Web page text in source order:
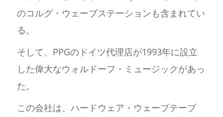
のコルグ・ウェーブステーションも含まれてい
る。
そして、PPGのドイツ代理店が1993年に設立
した偉大なウォルドーフ・ミュージックがあっ
た。
この会社は、ハードウェア・ウェーブテーブ